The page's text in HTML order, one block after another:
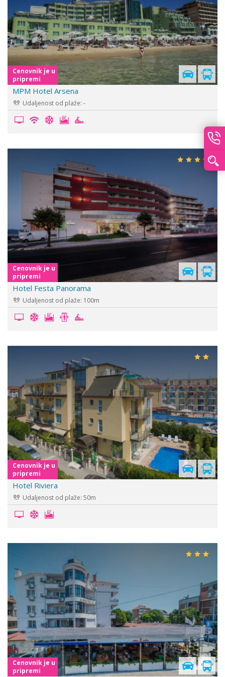
Cenovnik je u
pripremi
MPM Hotel Arsena
Udaljenost od plaže: -
Cenovnik je u
pripremi
Hotel Festa Panorama
Udaljenost od plaže: 100m
Cenovnik je u
pripremi
Hotel Riviera
Udaljenost od plaže: 50m
Cenovnik je u
pripremi